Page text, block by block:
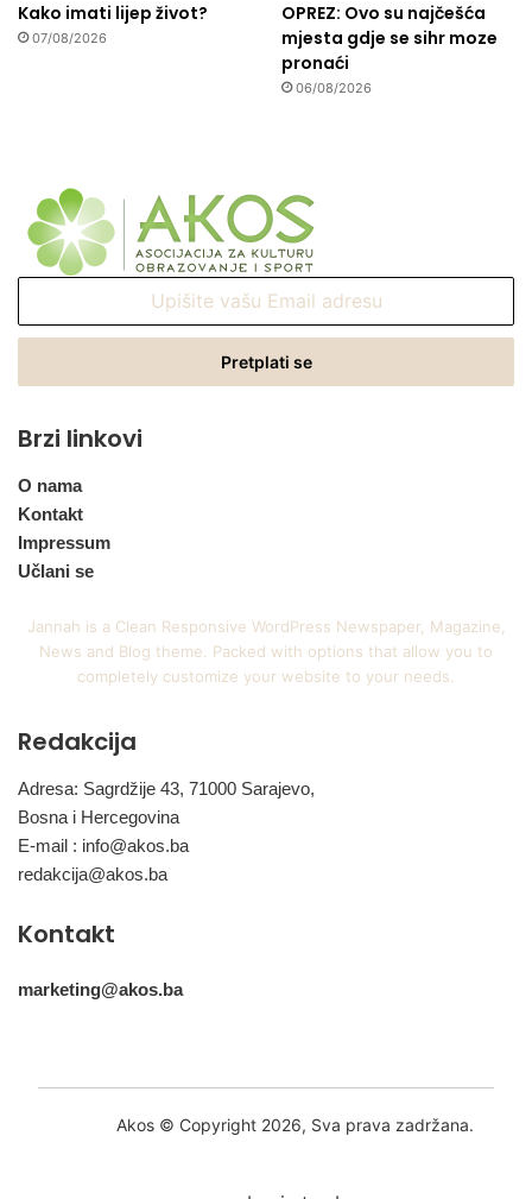
Kako imati lijep život?
07/08/2026
OPREZ: Ovo su najčešća
mjesta gdje se sihr moze
pronaći
06/08/2026
Email
Brzi linkovi
O nama
Kontakt
Impressum
Učlani se
Jannah is a Clean Responsive WordPress Newspaper, Magazine,
News and Blog theme. Packed with options that allow you to
completely customize your website to your needs.
Redakcija
Adresa: Sagrdžije 43, 71000 Sarajevo,
Bosna i Hercegovina
E-mail : info@akos.ba
redakcija@akos.ba
Kontakt
marketing@akos.ba
Akos © Copyright 2026, Sva prava zadržana.